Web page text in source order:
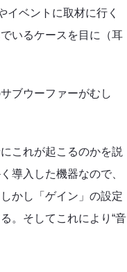
イベントに取材に行く
いるケースを目に（耳
ブウーファーがむし
これが起こるのかを説
導入した機器なので、
かし「ゲイン」の設定
。そしてこれにより“音